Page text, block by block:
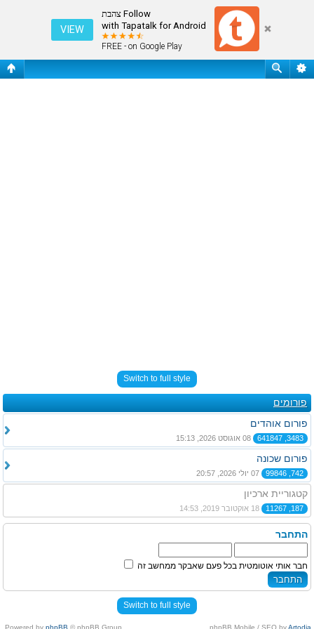
Follow צהבת
with Tapatalk for Android
FREE - on Google Play
VIEW
עמוד ראשי
Switch to full style
פורומים
פורום אוהדים
3483, 641847
פורום שכונה
742, 99846
קטגוריית ארכיון
187, 11267
התחבר
חבר אותי אוטומטית בכל פעם שאבקר ממחשב זה
Switch to full style